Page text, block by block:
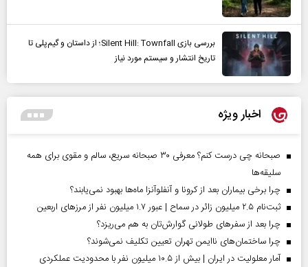
بررسی بازی Silent Hill: Townfall؛ از داستان و گیم‌پلی تا
تاریخ انتشار و سیستم مورد نیاز
اخبار ویژه
صبحانه چی درست کنم؟ معرفی ۳۰ صبحانه سریع، سالم و مقوی برای همه
سلیقه‌ها
چرا برخی بیماران بعد از کرونا و آنفلوآنزا ماه‌ها بهبود نمی‌یابند؟
ثبت‌نام ۲.۵ میلیون زائر در سماح | عبور ۱.۷ میلیون نفر از مرز‌های اربعین
چرا بعد از سفرهای طولانی گوارش‌تان به هم می‌ریزد؟
چرا ساختمان‌های ناایمن تهران تعیین تکلیف نمی‌شوند؟
آمار معلولیت در ایران | بیش از ۱۰.۵ میلیون نفر با محدودیت عملکردی